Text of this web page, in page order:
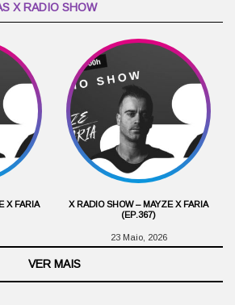
X RADIO SHOW
X FARIA
X RADIO SHOW – MAYZE X FARIA
(EP.367)
23 Maio, 2026
VER MAIS